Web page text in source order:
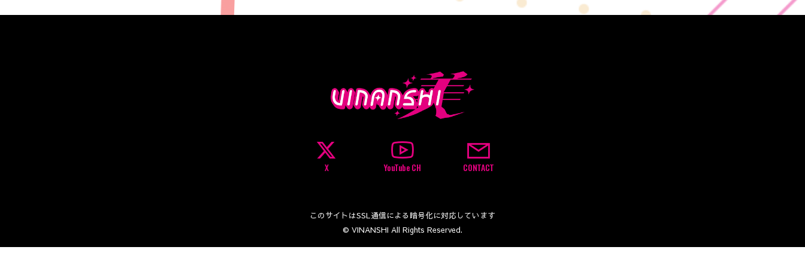
X YouTube CH CONTACT
このサイトはSSL通信による暗号化に対応しています
© VINANSHI All Rights Reserved.